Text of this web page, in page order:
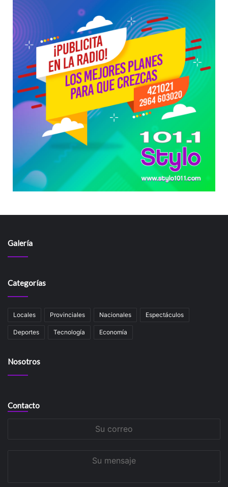
Galería
Categorías
Locales Provinciales Nacionales Espectáculos
Deportes Tecnología Economía
Nosotros
Contacto